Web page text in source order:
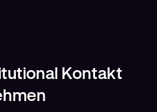
Kontakt